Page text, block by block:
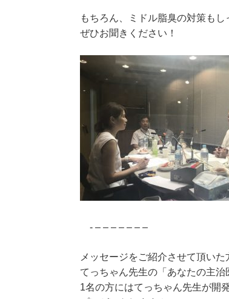
もちろん、ミドル脂臭の対策もし
ぜひお聞きください！
- – – – – – – –
メッセージをご紹介させて頂いた
てっちゃん先生の「あなたの主治
1名の方にはてっちゃん先生が開